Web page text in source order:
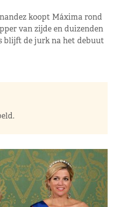
koopt Máxima rond
van zijde en duizenden
blijft de jurk na het debuut